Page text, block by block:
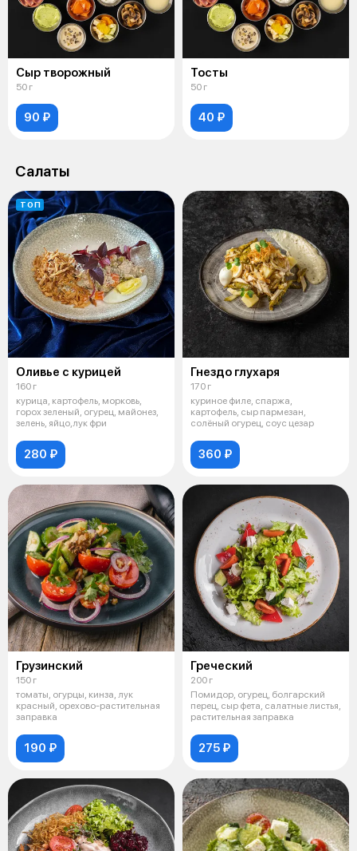
Сыр творожный
50 г
90 ₽
Тосты
50 г
40 ₽
Салаты
ТОП
Оливье с курицей
160 г
курица, картофель, морковь,
горох зеленый, огурец, майонез,
зелень, яйцо,лук фри
280 ₽
Гнездо глухаря
170 г
куриное филе, спаржа,
картофель, сыр пармезан,
солёный огурец, соус цезар
360 ₽
Грузинский
150 г
томаты, огурцы, кинза, лук
красный, орехово-растительная
заправка
190 ₽
Греческий
200 г
Помидор, огурец, болгарский
перец, сыр фета, салатные листья,
растительная заправка
275 ₽